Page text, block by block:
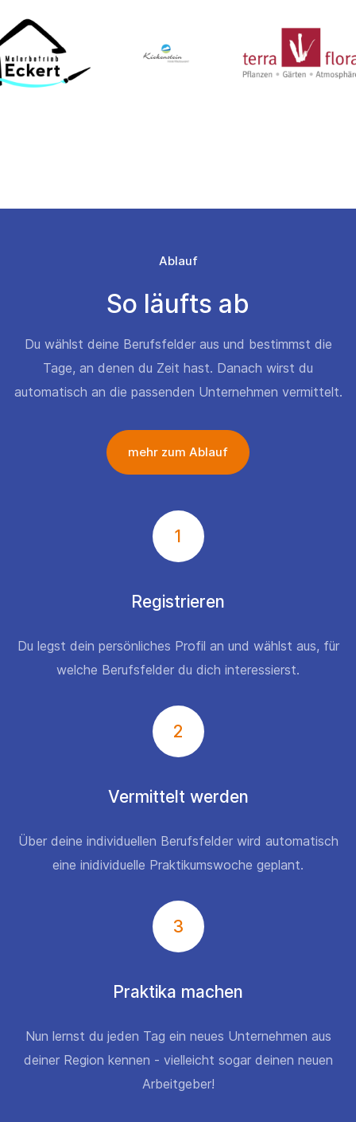
Ablauf
So läufts ab
Du wählst deine Berufsfelder aus und bestimmst die
Tage, an denen du Zeit hast. Danach wirst du
automatisch an die passenden Unternehmen vermittelt.
mehr zum Ablauf
1
Registrieren
Du legst dein persönliches Profil an und wählst aus, für
welche Berufsfelder du dich interessierst.
2
Vermittelt werden
Über deine individuellen Berufsfelder wird automatisch
eine inidividuelle Praktikumswoche geplant.
3
Praktika machen
Nun lernst du jeden Tag ein neues Unternehmen aus
deiner Region kennen - vielleicht sogar deinen neuen
Arbeitgeber!